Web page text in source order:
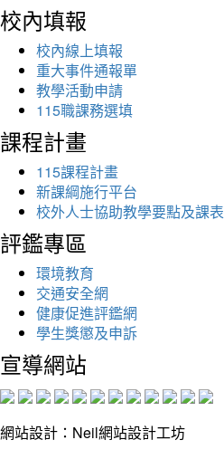
校內填報
校內線上填報
重大事件通報單
教學活動申請
115職課務選填
課程計畫
115課程計畫
新課綱施行平台
校外人士協助教學要點及課表
評鑑專區
環境教育
交通安全網
健康促進評鑑網
學生獎懲及申訴
宣導網站
網站設計：Neil網站設計工坊